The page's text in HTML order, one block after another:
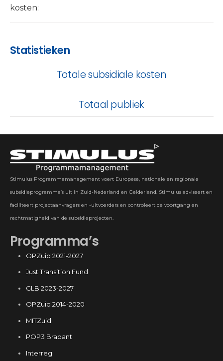
kosten:
Statistieken
Totale subsidiale kosten
Totaal publiek
Stimulus Programmamanagement voert Europese, nationale en regionale
subsidieprogramma’s uit in Zuid-Nederland en Gelderland. Stimulus adviseert en
faciliteert projectaanvragers en -uitvoerders en controleert de voortgang en
rechtmatigheid van de subsidieprojecten.
Programma’s
OPZuid 2021-2027
Just Transition Fund
GLB 2023-2027
OPZuid 2014-2020
MITZuid
POP3 Brabant
Interreg